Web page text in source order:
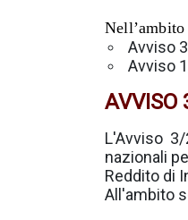
Avviso
Avviso
AVVISO
L'Avviso
nazionali
Reddito di
All'ambito